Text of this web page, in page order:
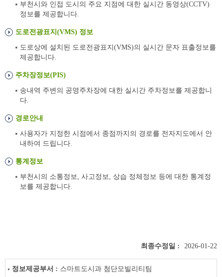
부천시와 인접 도시의 주요 지점에 대한 실시간 동영상(CCTV)
정보를 제공합니다.
도로전광표지(VMS) 정보
도로상에 설치된 도로전광표지(VMS)의 실시간 문자 표출정보를
제공합니다.
주차장정보(PIS)
송내역 주변의 공영주차장에 대한 실시간 주차정보를 제공합니
다.
경로안내
사용자가 지정한 시점에서 종점까지의 경로를 전자지도에서 안
내하여 드립니다.
통계정보
부천시의 소통정보, 사고정보, 상습 정체정보 등에 대한 통계정
보를 제공합니다.
최종수정일 : 2026-01-22
정보제공부서 : 스마트도시과 첨단모빌리티팀